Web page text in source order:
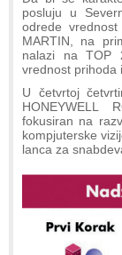
posluju u
odrede
MARTIN, na
nalazi na TOP
vrednost prihoda
U četvrtoj
HONEYWELL
fokusiran na
kompjuterske
lanca za